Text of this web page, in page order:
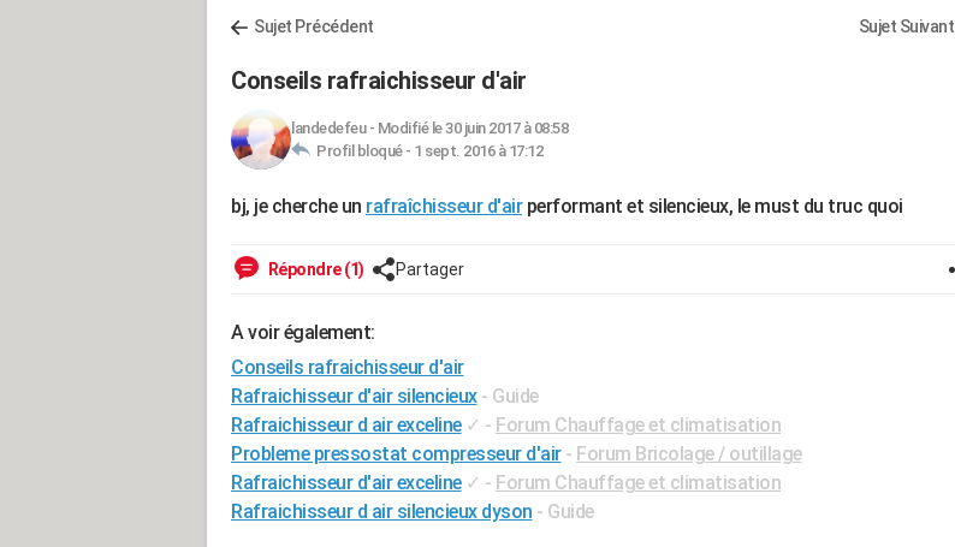
Sujet Précédent Sujet Suivant
Conseils rafraichisseur d'air
landedefeu- Modifié le 30 juin 2017 à 08:58
Profil bloqué - 1 sept. 2016 à 17:12
bj, je cherche un rafraîchisseur d'airperformant et silencieux, le must du truc quoi
Répondre (1) Partager
A voir également:
Conseils rafraichisseur d'air
Rafraichisseur d'air silencieux - Guide
Rafraichisseur d air exceline ✓ - Forum Chauffage et climatisation
Probleme pressostat compresseur d'air - Forum Bricolage / outillage
Rafraichisseur d'air exceline ✓ - Forum Chauffage et climatisation
Rafraichisseur d air silencieux dyson - Guide